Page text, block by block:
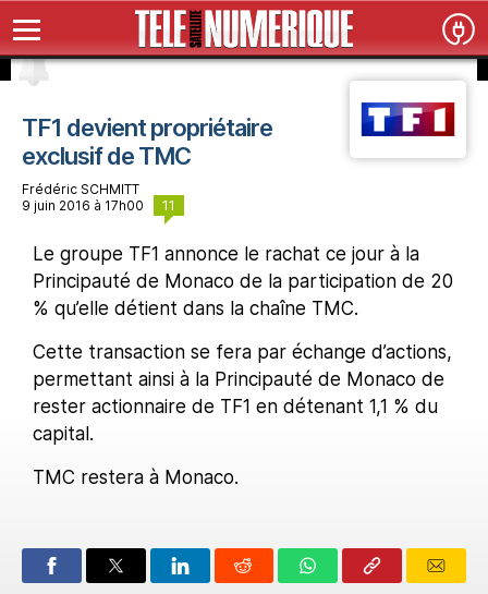
TF1 devient propriétaire
exclusif de TMC
Frédéric SCHMITT
9 juin 2016 à 17h00
11
Le groupe TF1 annonce le rachat ce jour à la
Principauté de Monaco de la participation de 20
% qu’elle détient dans la chaîne TMC.
Cette transaction se fera par échange d’actions,
permettant ainsi à la Principauté de Monaco de
rester actionnaire de TF1 en détenant 1,1 % du
capital.
TMC restera à Monaco.